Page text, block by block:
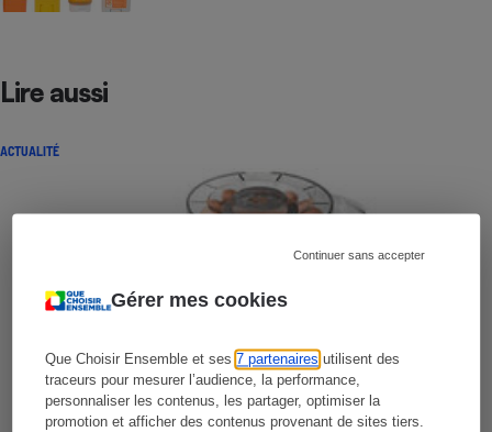
Gérer mes cookies
Que Choisir Ensemble et ses7 partenaires utilisent des
traceurs pour mesurer l’audience, la performance,
personnaliser les contenus, les partager, optimiser la
promotion et afficher des contenus provenant de sites tiers.
Continuer sans accepter
Lire aussi
ACTUALITÉ